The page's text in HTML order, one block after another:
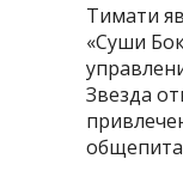
Тимати
«Суши
Звезда